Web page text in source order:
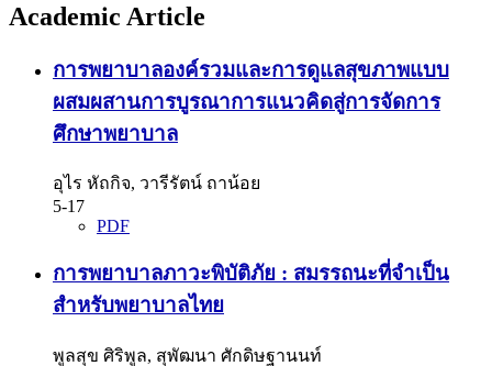
Academic Article
การพยาบาลองค์รวมและการดูแลสุขภาพแบบ
ผสมผสานการบูรณาการแนวคิดสู่การจัดการ
ศึกษาพยาบาล
อุไร หัถกิจ, วารีรัตน์ ถาน้อย
5-17
PDF
การพยาบาลภาวะพิบัติภัย : สมรรถนะที่จำเป็น
สำหรับพยาบาลไทย
พูลสุข ศิริพูล, สุพัฒนา ศักดิษฐานนท์